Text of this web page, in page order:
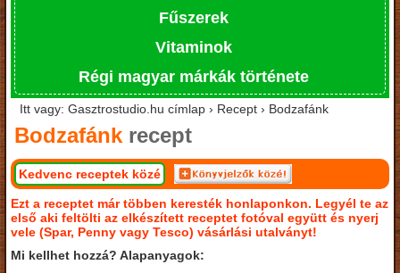
Fűszerek
Vitaminok
Régi magyar márkák története
Itt vagy: Gasztrostudio.hu címlap › Recept › Bodzafánk
Bodzafánk recept
Kedvenc receptek közé
Ezt a receptet már többen keresték honlaponkon. Legyél te az
első aki feltölti az elkészített receptet fotóval együtt és nyerj
vele (Spar, Penny vagy Tesco) vásárlási utalványt!
Mi kellhet hozzá? Alapanyagok: